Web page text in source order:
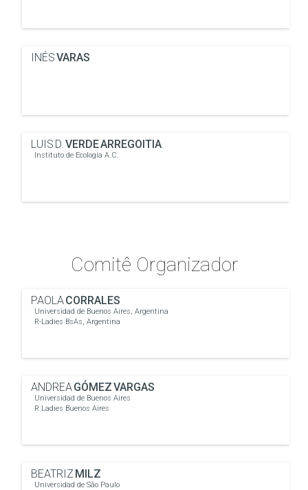
INÉSVARAS
LUIS D.VERDE ARREGOITIA
Instituto de Ecología A.C.
Comitê Organizador
PAOLACORRALES
Universidad de Buenos Aires, Argentina
R-Ladies BsAs, Argentina
ANDREAGÓMEZ VARGAS
Universidad de Buenos Aires
R Ladies Buenos Aires
BEATRIZMILZ
Universidad de São Paulo